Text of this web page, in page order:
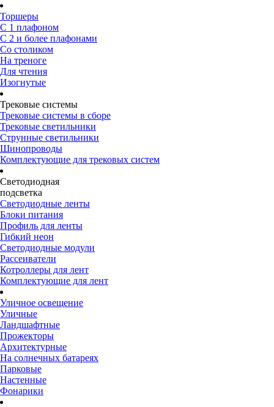
Торшеры
С 1 плафоном
С 2 и более плафонами
Со столиком
На треноге
Для чтения
Изогнутые
Трековые системы
Трековые системы в сборе
Трековые светильники
Струнные светильники
Шинопроводы
Комплектующие для трековых систем
Светодиодная
подсветка
Светодиодные ленты
Блоки питания
Профиль для ленты
Гибкий неон
Светодиодные модули
Рассеиватели
Котроллеры для лент
Комплектующие для лент
Уличное освещение
Уличные
Ландшафтные
Прожекторы
Архитектурные
На солнечных батареях
Парковые
Настенные
Фонарики